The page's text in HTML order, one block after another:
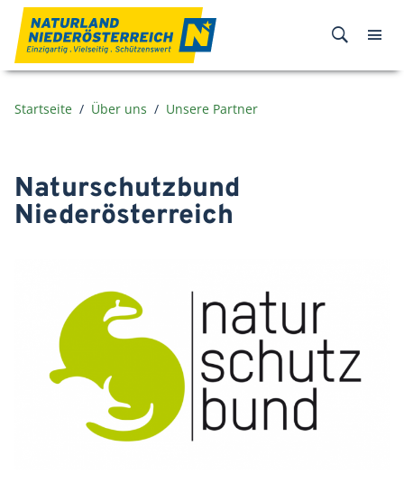
Zum Inhalt
Startseite Über uns Unsere Partner
Naturschutzbund
Niederösterreich